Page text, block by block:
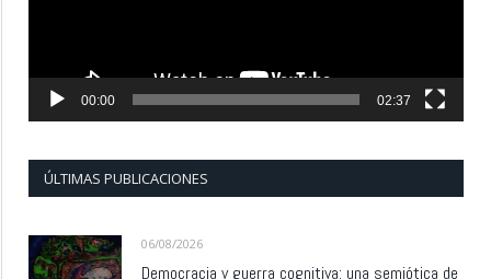
00:00 02:37
ÚLTIMAS PUBLICACIONES
06/08/2026
Democracia y guerra cognitiva: una semiótica de